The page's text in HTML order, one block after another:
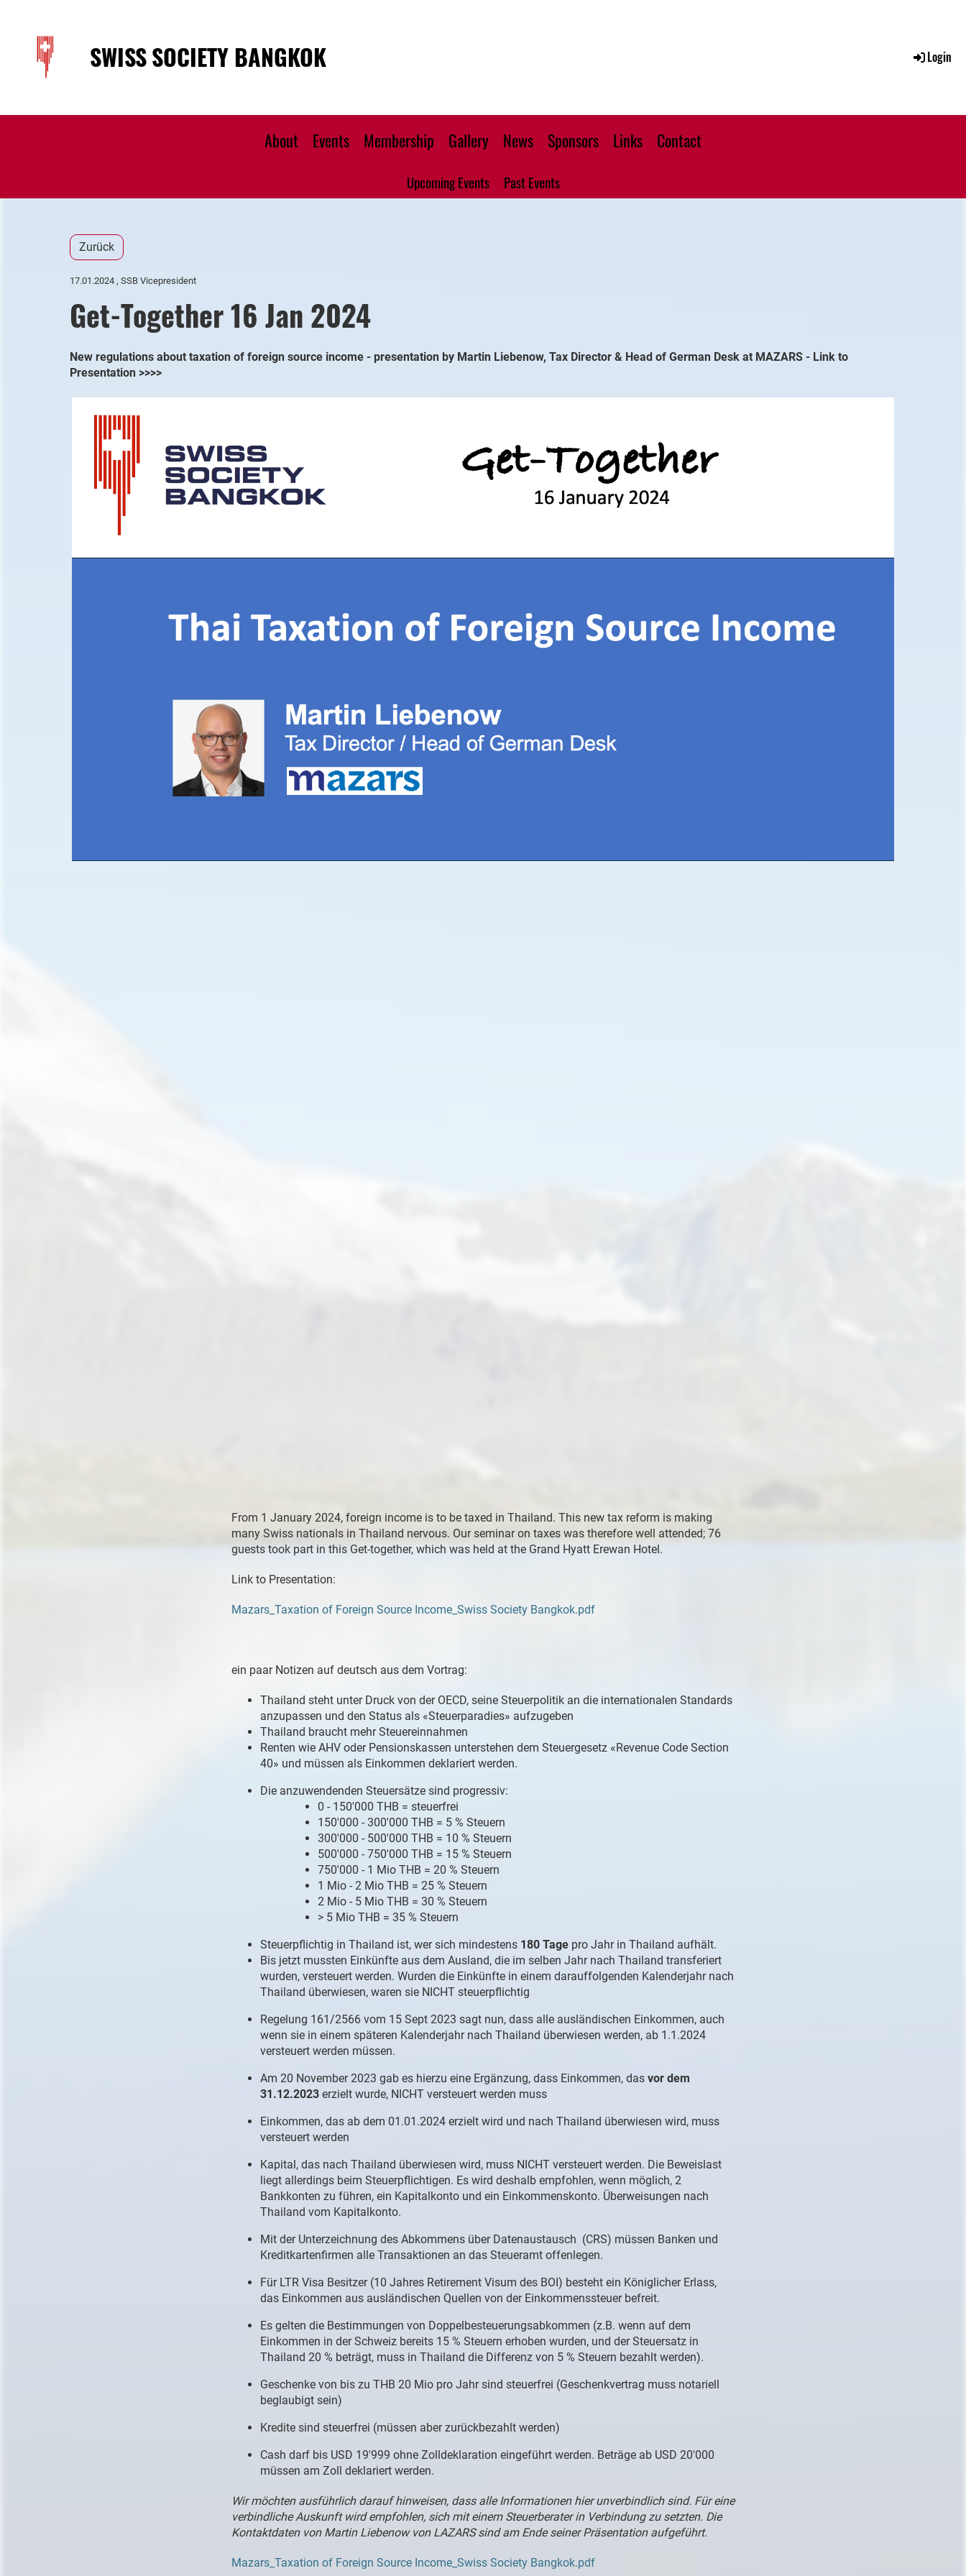
SWISS SOCIETY BANGKOK Login
About Events Membership Gallery News Sponsors Links Contact
Upcoming Events Past Events
Zurück
17.01.2024 , SSB Vicepresident
Get-Together 16 Jan 2024
New regulations about taxation of foreign source income - presentation by Martin Liebenow, Tax Director & Head of German Desk at MAZARS - Link to
Presentation >>>>
From 1 January 2024, foreign income is to be taxed in Thailand. This new tax reform is making
many Swiss nationals in Thailand nervous. Our seminar on taxes was therefore well attended; 76
guests took part in this Get-together, which was held at the Grand Hyatt Erewan Hotel.
Link to Presentation:
Mazars_Taxation of Foreign Source Income_Swiss Society Bangkok.pdf
ein paar Notizen auf deutsch aus dem Vortrag:
Thailand steht unter Druck von der OECD, seine Steuerpolitik an die internationalen Standards
anzupassen und den Status als «Steuerparadies» aufzugeben
Thailand braucht mehr Steuereinnahmen
Renten wie AHV oder Pensionskassen unterstehen dem Steuergesetz «Revenue Code Section
40» und müssen als Einkommen deklariert werden.
Die anzuwendenden Steuersätze sind progressiv:
0 - 150'000 THB = steuerfrei
150'000 - 300'000 THB = 5 % Steuern
300'000 - 500'000 THB = 10 % Steuern
500'000 - 750'000 THB = 15 % Steuern
750'000 - 1 Mio THB = 20 % Steuern
1 Mio - 2 Mio THB = 25 % Steuern
2 Mio - 5 Mio THB = 30 % Steuern
> 5 Mio THB = 35 % Steuern
Steuerpflichtig in Thailand ist, wer sich mindestens 180 Tagepro Jahr in Thailand aufhält.
Bis jetzt mussten Einkünfte aus dem Ausland, die im selben Jahr nach Thailand transferiert
wurden, versteuert werden. Wurden die Einkünfte in einem darauffolgenden Kalenderjahr nach
Thailand überwiesen, waren sie NICHT steuerpflichtig
Regelung 161/2566 vom 15 Sept 2023 sagt nun, dass alle ausländischen Einkommen, auch
wenn sie in einem späteren Kalenderjahr nach Thailand überwiesen werden, ab 1.1.2024
versteuert werden müssen.
Am 20 November 2023 gab es hierzu eine Ergänzung, dass Einkommen, das vor dem
31.12.2023erzielt wurde, NICHT versteuert werden muss
Einkommen, das ab dem 01.01.2024 erzielt wird und nach Thailand überwiesen wird, muss
versteuert werden
Kapital, das nach Thailand überwiesen wird, muss NICHT versteuert werden. Die Beweislast
liegt allerdings beim Steuerpflichtigen. Es wird deshalb empfohlen, wenn möglich, 2
Bankkonten zu führen, ein Kapitalkonto und ein Einkommenskonto. Überweisungen nach
Thailand vom Kapitalkonto.
Mit der Unterzeichnung des Abkommens über Datenaustausch (CRS) müssen Banken und
Kreditkartenfirmen alle Transaktionen an das Steueramt offenlegen.
Für LTR Visa Besitzer (10 Jahres Retirement Visum des BOI) besteht ein Königlicher Erlass,
das Einkommen aus ausländischen Quellen von der Einkommenssteuer befreit.
Es gelten die Bestimmungen von Doppelbesteuerungsabkommen (z.B. wenn auf dem
Einkommen in der Schweiz bereits 15 % Steuern erhoben wurden, und der Steuersatz in
Thailand 20 % beträgt, muss in Thailand die Differenz von 5 % Steuern bezahlt werden).
Geschenke von bis zu THB 20 Mio pro Jahr sind steuerfrei (Geschenkvertrag muss notariell
beglaubigt sein)
Kredite sind steuerfrei (müssen aber zurückbezahlt werden)
Cash darf bis USD 19'999 ohne Zolldeklaration eingeführt werden. Beträge ab USD 20'000
müssen am Zoll deklariert werden.
Wir möchten ausführlich darauf hinweisen, dass alle Informationen hier unverbindlich sind. Für eine
verbindliche Auskunft wird empfohlen, sich mit einem Steuerberater in Verbindung zu setzten. Die
Kontaktdaten von Martin Liebenow von LAZARS sind am Ende seiner Präsentation aufgeführt.
Mazars_Taxation of Foreign Source Income_Swiss Society Bangkok.pdf